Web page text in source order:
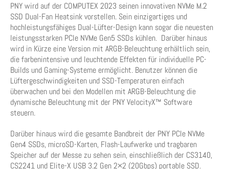
PNY wird auf der COMPUTEX 2023 seinen innovativen NVMe M.2
SSD Dual-Fan Heatsink vorstellen. Sein einzigartiges und
hochleistungsfähiges Dual-Lüfter-Design kann sogar die neuesten
leistungsstarken PCIe NVMe Gen5 SSDs kühlen. Darüber hinaus
wird in Kürze eine Version mit ARGB-Beleuchtung erhältlich sein,
die farbenintensive und leuchtende Effekten für individuelle PC-
Builds und Gaming-Systeme ermöglicht. Benutzer können die
Lüftergeschwindigkeiten und SSD-Temperaturen einfach
überwachen und bei den Modellen mit ARGB-Beleuchtung die
dynamische Beleuchtung mit der PNY VelocityX™ Software
steuern.
Darüber hinaus wird die gesamte Bandbreit der PNY PCIe NVMe
Gen4 SSDs, microSD-Karten, Flash-Laufwerke und tragbaren
Speicher auf der Messe zu sehen sein, einschließlich der CS3140,
CS2241 und Elite-X USB 3.2 Gen 2×2 (20Gbps) portable SSD.